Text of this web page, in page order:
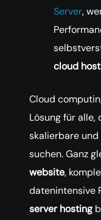
Server,
cloud
Cloud
Lösung für alle,
skalierbare
suchen. Ganz
website,
datenintensive
server hosting